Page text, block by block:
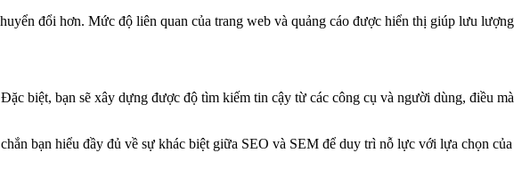
đổi hơn. Mức độ liên quan của trang web và quảng cáo được hiển thị giúp lưu lượng
biệt, bạn sẽ xây dựng được độ tìm kiếm tin cậy từ các công cụ và người dùng, điều mà
bạn hiểu đầy đủ về sự khác biệt giữa SEO và SEM để duy trì nỗ lực với lựa chọn của